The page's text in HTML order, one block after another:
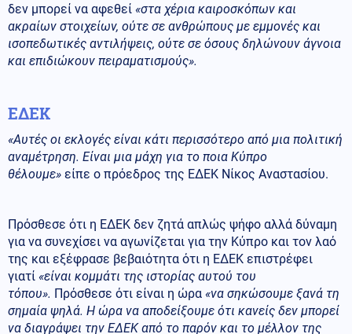
δεν μπορεί να αφεθεί «στα χέρια καιροσκόπων και
ακραίων στοιχείων, ούτε σε ανθρώπους με εμμονές και
ισοπεδωτικές αντιλήψεις, ούτε σε όσους δηλώνουν άγνοια
και επιδιώκουν πειραματισμούς».
ΕΔΕΚ
«Αυτές οι εκλογές είναι κάτι περισσότερο από μια πολιτική
αναμέτρηση. Είναι μια μάχη για το ποια Κύπρο
θέλουμε» είπε ο πρόεδρος της ΕΔΕΚ Νίκος Αναστασίου.
Πρόσθεσε ότι η ΕΔΕΚ δεν ζητά απλώς ψήφο αλλά δύναμη
για να συνεχίσει να αγωνίζεται για την Κύπρο και τον λαό
της και εξέφρασε βεβαιότητα ότι η ΕΔΕΚ επιστρέφει
γιατί «είναι κομμάτι της ιστορίας αυτού του
τόπου». Πρόσθεσε ότι είναι η ώρα «να σηκώσουμε ξανά τη
σημαία ψηλά. Η ώρα να αποδείξουμε ότι κανείς δεν μπορεί
να διαγράψει την ΕΔΕΚ από το παρόν και το μέλλον της